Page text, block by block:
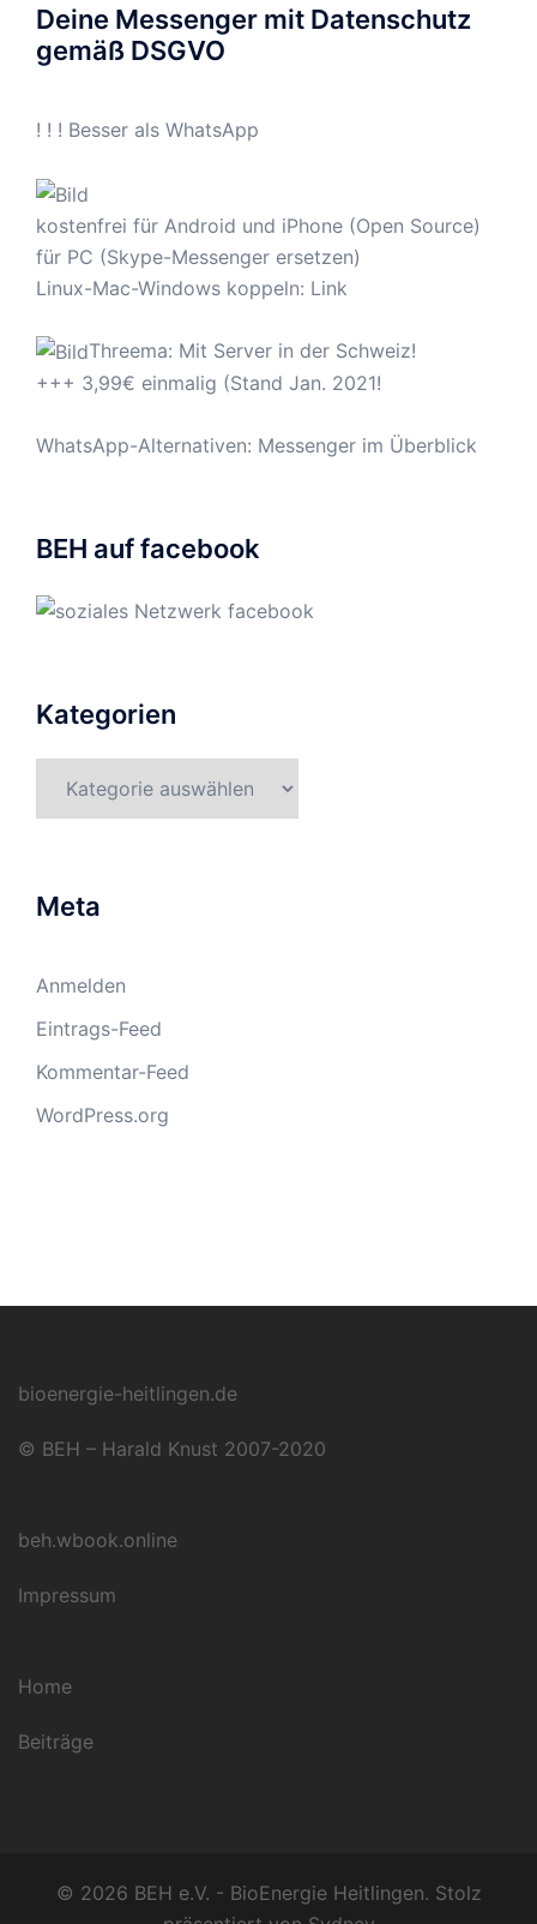
Deine Messenger mit Datenschutz
gemäß DSGVO
! ! ! Besser als WhatsApp
kostenfrei für Android und iPhone (Open Source)
für PC (Skype-Messenger ersetzen)
Linux-Mac-Windows koppeln: Link
Threema: Mit Server in der Schweiz!
+++ 3,99€ einmalig (Stand Jan. 2021!
WhatsApp-Alternativen: Messenger im Überblick
BEH auf facebook
Kategorien
Meta
Anmelden
Eintrags-Feed
Kommentar-Feed
WordPress.org
bioenergie-heitlingen.de
© BEH – Harald Knust 2007-2020
beh.wbook.online
Impressum
Home
Beiträge
© 2026 BEH e.V. - BioEnergie Heitlingen. Stolz